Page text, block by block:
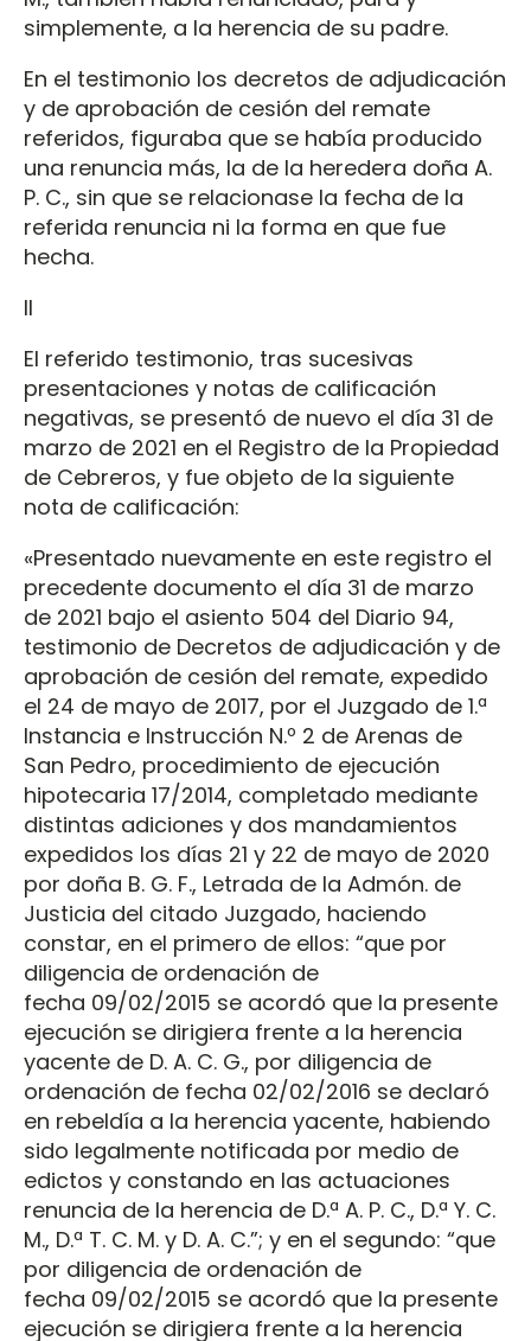
simplemente, a la herencia de su padre.
En el testimonio los decretos de adjudicación
y de aprobación de cesión del remate
referidos, figuraba que se había producido
una renuncia más, la de la heredera doña A.
P. C., sin que se relacionase la fecha de la
referida renuncia ni la forma en que fue
hecha.
II
El referido testimonio, tras sucesivas
presentaciones y notas de calificación
negativas, se presentó de nuevo el día 31 de
marzo de 2021 en el Registro de la Propiedad
de Cebreros, y fue objeto de la siguiente
nota de calificación:
«Presentado nuevamente en este registro el
precedente documento el día 31 de marzo
de 2021 bajo el asiento 504 del Diario 94,
testimonio de Decretos de adjudicación y de
aprobación de cesión del remate, expedido
el 24 de mayo de 2017, por el Juzgado de 1.ª
Instancia e Instrucción N.º 2 de Arenas de
San Pedro, procedimiento de ejecución
hipotecaria 17/2014, completado mediante
distintas adiciones y dos mandamientos
expedidos los días 21 y 22 de mayo de 2020
por doña B. G. F., Letrada de la Admón. de
Justicia del citado Juzgado, haciendo
constar, en el primero de ellos: “que por
diligencia de ordenación de
fecha 09/02/2015 se acordó que la presente
ejecución se dirigiera frente a la herencia
yacente de D. A. C. G., por diligencia de
ordenación de fecha 02/02/2016 se declaró
en rebeldía a la herencia yacente, habiendo
sido legalmente notificada por medio de
edictos y constando en las actuaciones
renuncia de la herencia de D.ª A. P. C., D.ª Y. C.
M., D.ª T. C. M. y D. A. C.”; y en el segundo: “que
por diligencia de ordenación de
fecha 09/02/2015 se acordó que la presente
ejecución se dirigiera frente a la herencia